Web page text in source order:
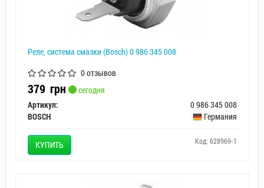
Реле, система смазки (Bosch) 0 986 345 008
0 отзывов
379 грн
сегодня
Артикул:
0 986 345 008
BOSCH
Германия
КУПИТЬ Код: 628969-1